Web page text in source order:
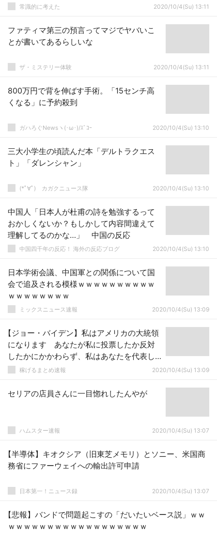
常識的に考えた 2020/10/4(Su) 13:11
ファティマ第三の預言ってマジでヤバいこ
とが書いてあるらしいな
ザ・ミステリー体験 2020/10/4(Su) 13:11
800万円で背を伸ばす手術。「15センチ高
くなる」に予約殺到
ガハろぐNewsヽ(･ω･)/ｽﾞｺｰ 2020/10/4(Su) 13:10
三大小学生の頃読んだ本「デルトラクエス
ト」「ダレンシャン」
(*ﾟ∀ﾟ)ゞカガクニュース隊 2020/10/4(Su) 13:10
中国人「日本人が杜甫の詩を勉強するって
おかしくないか？もしかして内容間違えて
理解してるのかな…」 中国の反応
中国四千年の反応！ 海外の反応ブログ 2020/10/4(Su) 13:10
日本学術会議、中国軍との関係について国
会で追及される模様ｗｗｗｗｗｗｗｗｗｗ
ｗｗｗｗｗｗｗｗ
ミックスニュース速報 2020/10/4(Su) 13:09
【ジョー・バイデン】私はアメリカの大統領
になります あなたが私に投票したか反対
したかにかかわらず、私はあなたを代表し
ます稼げるまとめ速報 2020/10/4(Su) 13:09
セリアの店員さんに一目惚れしたんやが
ハムスター速報 2020/10/4(Su) 13:07
【半導体】キオクシア（旧東芝メモリ）とソニー、米国商
務省にファーウェイへの輸出許可申請
日本第一！ニュース録 2020/10/4(Su) 13:07
【悲報】バンドで問題起こすの「だいたいベース説」ｗｗ
ｗｗｗｗｗｗｗｗｗｗｗｗｗｗｗｗｗｗ